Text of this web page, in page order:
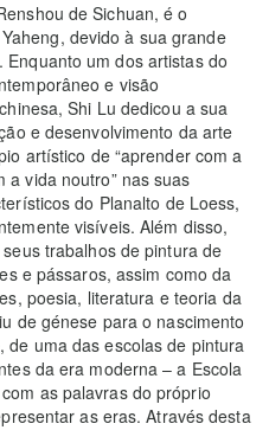
de Sichuan, é o
devido à sua grande
um dos artistas do
e visão
Shi Lu dedicou a sua
e desenvolvimento da arte
artístico de “aprender com a
vida noutro” nas suas
do Planalto de Loess,
visíveis. Além disso,
trabalhos de pintura de
e pássaros, assim como da
poesia, literatura e teoria da
de génese para o nascimento
de uma das escolas de pintura
da era moderna – a Escola
as palavras do próprio
as eras. Através desta